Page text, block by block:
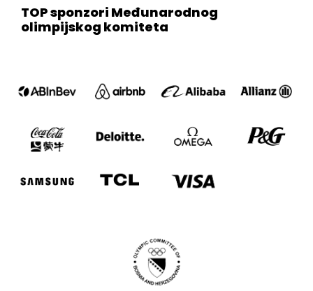
TOP sponzori Međunarodnog
olimpijskog komiteta